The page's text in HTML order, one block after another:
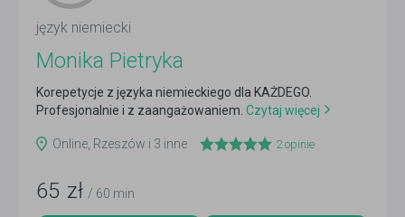
język niemiecki
Monika Pietryka
Korepetycje z języka niemieckiego dla KAŻDEGO.
Profesjonalnie i z zaangażowaniem. Czytaj więcej
Online, Rzeszów i 3 inne 2opinie
65 zł / 60 min